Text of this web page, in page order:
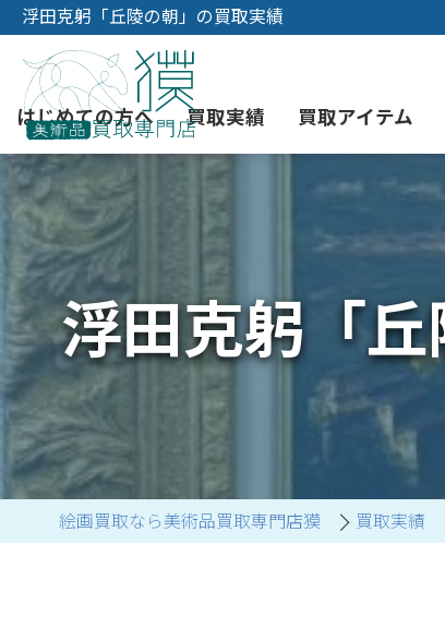
浮田克躬「丘陵の朝」の買取実績
はじめての方へ
初めての美術品売却
YOUTUBE
買取実績 買取アイテム
絵画買取
骨董品買取
西洋アンティーク買取
中国骨董品買取
3つの買取方法
宅配・郵送買取
時価評価サービス
東京店
会社概要
消費者志向自主宣言
浮田克躬「
絵画買取なら美術品買取専門店獏 買取実績